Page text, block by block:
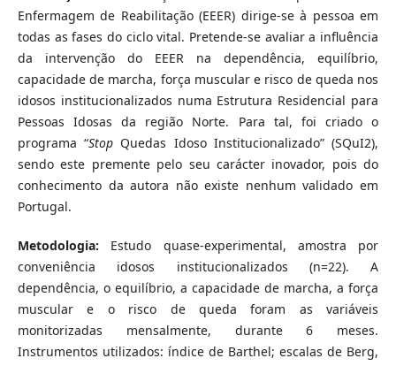
Enfermagem de Reabilitação (EEER) dirige-se à pessoa em
todas as fases do ciclo vital. Pretende-se avaliar a influência
da intervenção do EEER na dependência, equilíbrio,
capacidade de marcha, força muscular e risco de queda nos
idosos institucionalizados numa Estrutura Residencial para
Pessoas Idosas da região Norte. Para tal, foi criado o
programa “Stop Quedas Idoso Institucionalizado” (SQuI2),
sendo este premente pelo seu carácter inovador, pois do
conhecimento da autora não existe nenhum validado em
Portugal.
Metodologia: Estudo quase-experimental, amostra por
conveniência idosos institucionalizados (n=22). A
dependência, o equilíbrio, a capacidade de marcha, a força
muscular e o risco de queda foram as variáveis
monitorizadas mensalmente, durante 6 meses.
Instrumentos utilizados: índice de Barthel; escalas de Berg,